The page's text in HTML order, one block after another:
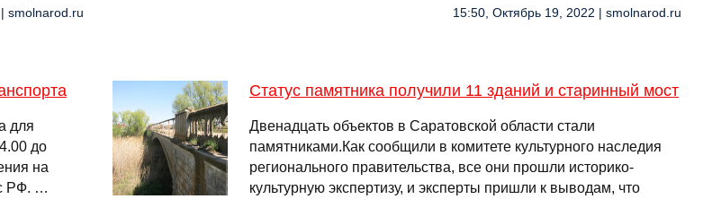
smolnarod.ru
15:50, Октябрь 19, 2022 | smolnarod.ru
для
до
на
РФ. …
Статус памятника получили 11 зданий и старинный мост
Двенадцать объектов в Саратовской области стали
памятниками.Как сообщили в комитете культурного наследия
регионального правительства, все они прошли историко-
культурную экспертизу, и эксперты пришли к выводам, что